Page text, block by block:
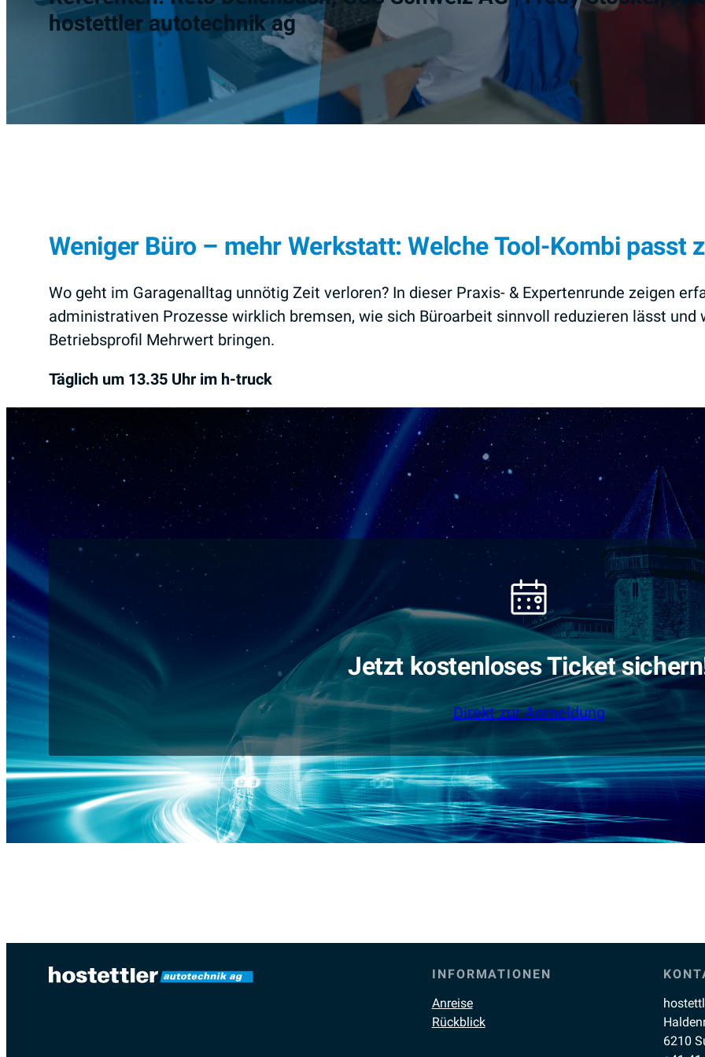
hostettler autotechnik ag
Weniger Büro – mehr Werkstatt: Welche Tool-Kombi passt
Wo geht im Garagenalltag unnötig Zeit verloren? In dieser Praxis- & Expertenrunde zeigen
administrativen Prozesse wirklich bremsen, wie sich Büroarbeit sinnvoll reduzieren lässt und
Betriebsprofil Mehrwert bringen.
Täglich um 13.35 Uhr im h-truck
Jetzt kostenloses Ticket
Direkt zur Anmeldung
INFORMATIONEN
Anreise
Rückblick
6210